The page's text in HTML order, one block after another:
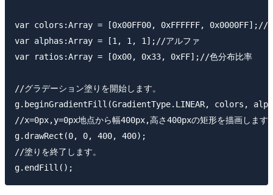
var colors:Array = [0x00FF00, 0xFFFFFF, 0x0000FF];//
var alphas:Array = [1, 1, 1];//アルファ
var ratios:Array = [0x00, 0x33, 0xFF];//色分布比率
//グラデーション塗りを開始します。
g.beginGradientFill(GradientType.LINEAR, colors,
//x=0px,y=0px地点から幅400px,高さ400pxの矩形を描画します
g.drawRect(0, 0, 400, 400);
//塗りを終了します。